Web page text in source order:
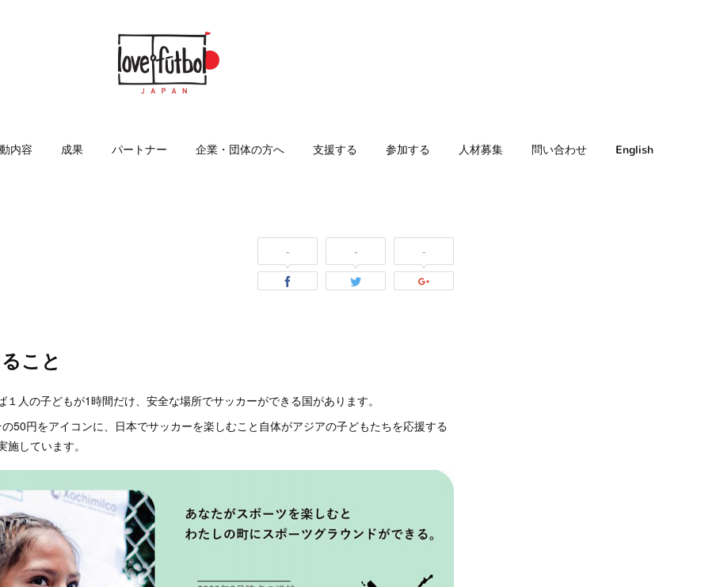
内容 成果 パートナー 企業・団体の方へ 支援する 参加する 人材募集 問い合わせ English
- - -
こと
１人の子どもが1時間だけ、安全な場所でサッカーができる国があります。
50円をアイコンに、日本でサッカーを楽しむこと自体がアジアの子どもたちを応援する
しています。